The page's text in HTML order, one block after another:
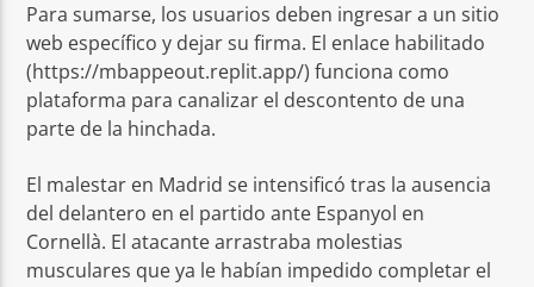
Para sumarse, los usuarios deben ingresar a un sitio
web específico y dejar su firma. El enlace habilitado
(https://mbappeout.replit.app/) funciona como
plataforma para canalizar el descontento de una
parte de la hinchada.
El malestar en Madrid se intensificó tras la ausencia
del delantero en el partido ante Espanyol en
Cornellà. El atacante arrastraba molestias
musculares que ya le habían impedido completar el